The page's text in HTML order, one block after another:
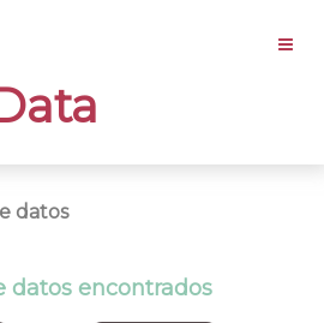
datos
datos encontrados